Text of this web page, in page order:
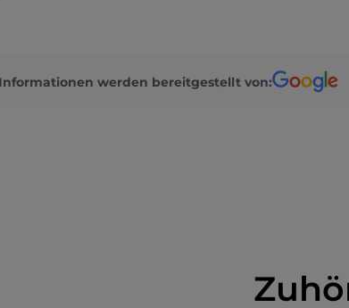
werden bereitgestellt von: